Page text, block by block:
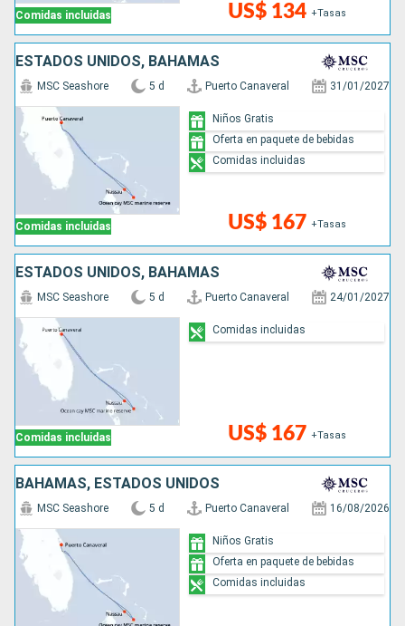
Comidas incluidas US$ 134 +Tasas
ESTADOS UNIDOS, BAHAMAS
Comidas incluidas
MSC Seashore 5 d Puerto Canaveral 31/01/2027
US$ 167 +Tasas
Niños Gratis
Oferta en paquete de bebidas
Comidas incluidas
ESTADOS UNIDOS, BAHAMAS
Comidas incluidas
MSC Seashore 5 d Puerto Canaveral 24/01/2027
US$ 167 +Tasas
Comidas incluidas
BAHAMAS, ESTADOS UNIDOS
MSC Seashore 5 d Puerto Canaveral 16/08/2026
Niños Gratis
Oferta en paquete de bebidas
Comidas incluidas